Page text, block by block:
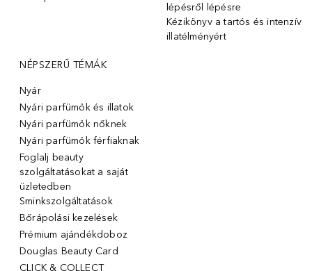
lépésről lépésre
Kézikönyv a tartós és intenzív
illatélményért
NÉPSZERŰ TÉMÁK
Nyár
Nyári parfümök és illatok
Nyári parfümök nőknek
Nyári parfümök férfiaknak
Foglalj beauty
szolgáltatásokat a saját
üzletedben
Sminkszolgáltatások
Bőrápolási kezelések
Prémium ajándékdoboz
Douglas Beauty Card
CLICK & COLLECT